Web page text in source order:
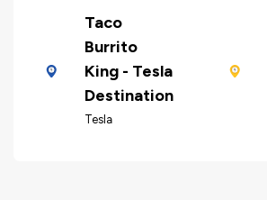
Taco
Burrito
King - Tesla
Destination
Tesla